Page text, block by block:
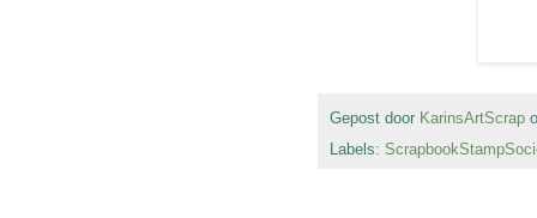
Gepost door KarinsArtScrap
Labels: